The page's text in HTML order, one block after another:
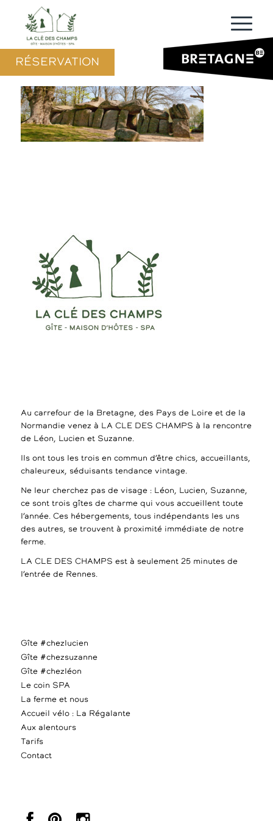
RÉSERVATION
Au carrefour de la Bretagne, des Pays de Loire et de la
Normandie venez à LA CLE DES CHAMPS à la rencontre
de Léon, Lucien et Suzanne.
Ils ont tous les trois en commun d’être chics, accueillants,
chaleureux, séduisants tendance vintage.
Ne leur cherchez pas de visage : Léon, Lucien, Suzanne,
ce sont trois gîtes de charme qui vous accueillent toute
l’année. Ces hébergements, tous indépendants les uns
des autres, se trouvent à proximité immédiate de notre
ferme.
LA CLE DES CHAMPS est à seulement 25 minutes de
l’entrée de Rennes.
Gîte #chezlucien
Gîte #chezsuzanne
Gîte #chezléon
Le coin SPA
La ferme et nous
Accueil vélo : La Régalante
Aux alentours
Tarifs
Contact